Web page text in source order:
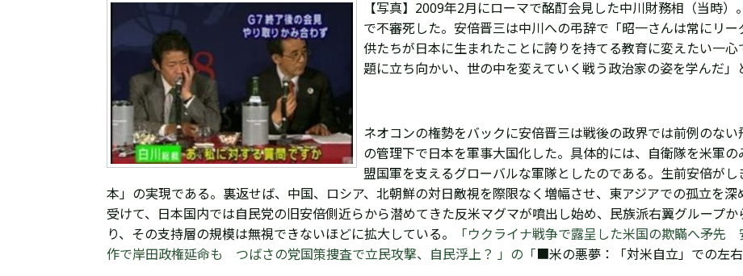
【写真】 2009年2月にローマで酩酊会見した中川財務相（当時
で不審死した。安倍晋三は中川への弔辞で「昭一さんは常にリ
供たちが日本に生まれたことに誇りを持てる教育に変えたい一
題に立ち向かい、世の中を変えていく戦う政治家の姿を学んだ」
ネオコンの権勢をバックに安倍晋三は戦後の政界では前例のない
の管理下で日本を軍事大国化した。具体的には、自衛隊を米軍
盟国軍を支えるグローバルな軍隊としたのである。 生前安倍がし
本」の実現である。裏返せば、中国、ロシア、北朝鮮の対日敵視を際限なく増幅させ、東アジアでの孤立を
受けて、日本国内では自民党の旧安倍側近らから潜めてきた反米マグマが噴出し始め、民族派右翼グループ
り、その支持層の規模は無視できないほどに拡大している。
「ウクライナ戦争で露呈した米国の欺瞞へ矛先
作で岸田政権延命も つばさの党国策捜査で立民攻撃、自民浮上？ 」の「■米の悪夢：「対米自立」での左右